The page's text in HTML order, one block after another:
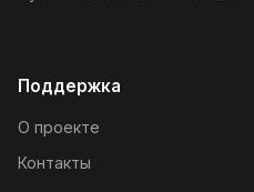
Поддержка
О проекте
Контакты